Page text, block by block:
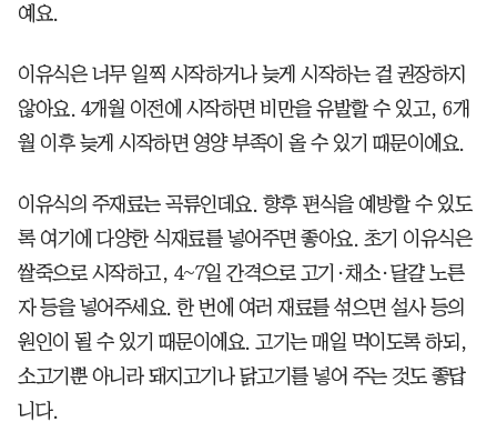
예요.
이유식은 너무 일찍 시작하거나 늦게 시작하는 걸 권장하지
않아요. 4개월 이전에 시작하면 비만을 유발할 수 있고, 6개
월 이후 늦게 시작하면 영양 부족이 올 수 있기 때문이에요.
이유식의 주재료는 곡류인데요. 향후 편식을 예방할 수 있도
록 여기에 다양한 식재료를 넣어주면 좋아요. 초기 이유식은
쌀죽으로 시작하고, 4~7일 간격으로 고기·채소·달걀 노른
자 등을 넣어주세요. 한 번에 여러 재료를 섞으면 설사 등의
원인이 될 수 있기 때문이에요. 고기는 매일 먹이도록 하되,
소고기뿐 아니라 돼지고기나 닭고기를 넣어 주는 것도 좋답
니다.